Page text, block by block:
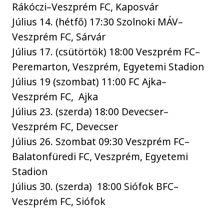
Rákóczi–Veszprém FC, Kaposvár
Július 14. (hétfő) 17:30 Szolnoki MÁV–
Veszprém FC, Sárvár
Július 17. (csütörtök) 18:00 Veszprém FC–
Peremarton, Veszprém, Egyetemi Stadion
Július 19 (szombat) 11:00 FC Ajka–
Veszprém FC, Ajka
Július 23. (szerda) 18:00 Devecser–
Veszprém FC, Devecser
Július 26. Szombat 09:30 Veszprém FC–
Balatonfüredi FC, Veszprém, Egyetemi
Stadion
Július 30. (szerda) 18:00 Siófok BFC–
Veszprém FC, Siófok